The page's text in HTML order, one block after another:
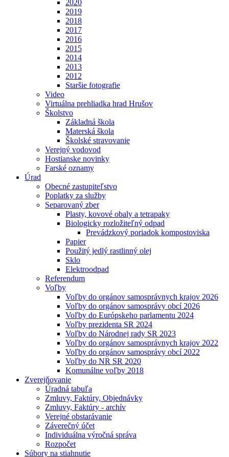
2020
2019
2018
2017
2016
2015
2014
2013
2012
Staršie fotografie
Video
Virtuálna prehliadka hrad Hrušov
Školstvo
Základná škola
Materská škola
Školské stravovanie
Verejný vodovod
Hostianske novinky
Farské oznamy
Úrad
Obecné zastupiteľstvo
Poplatky za služby
Separovaný zber
Plasty, kovové obaly a tetrapaky
Biologicky rozložiteľný odpad
Prevádzkový poriadok kompostoviska
Papier
Použitý jedlý rastlinný olej
Sklo
Elektroodpad
Referendum
Voľby
Voľby do orgánov samosprávnych krajov 2026
Voľby do orgánov samosprávy obcí 2026
Voľby do Európskeho parlamentu 2024
Voľby prezidenta SR 2024
Voľby do Národnej rady SR 2023
Voľby do orgánov samosprávnych krajov 2022
Voľby do orgánov samosprávy obcí 2022
Voľby do NR SR 2020
Komunálne voľby 2018
Zverejňovanie
Úradná tabuľa
Zmluvy, Faktúry, Objednávky
Zmluvy, Faktúry - archív
Verejné obstarávanie
Záverečný účet
Individuálna výročná správa
Rozpočet
Súbory na stiahnutie